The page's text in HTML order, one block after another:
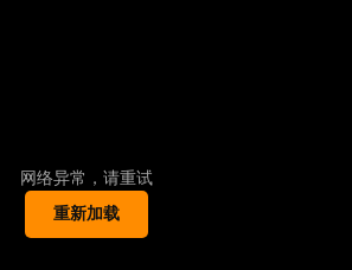
网络异常，请重试
重新加载